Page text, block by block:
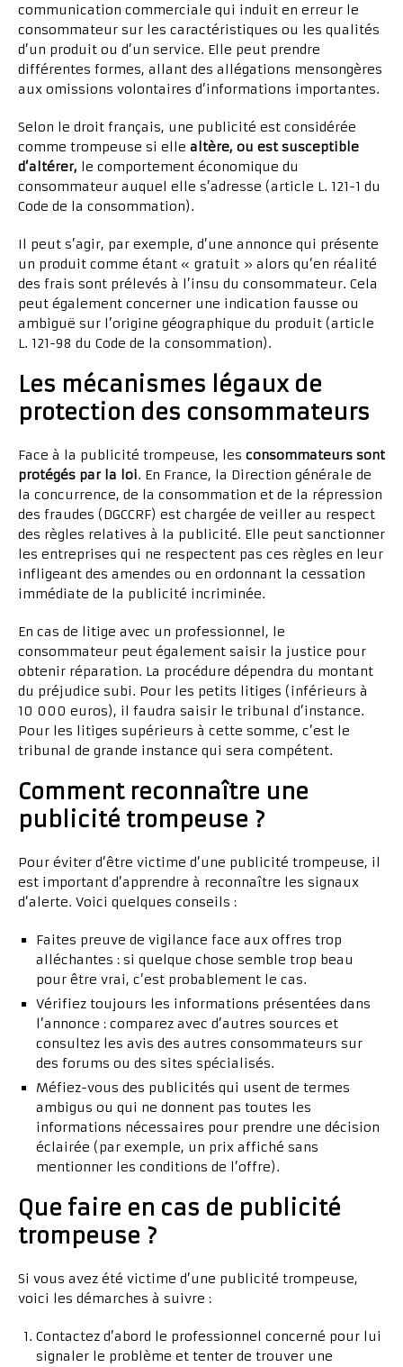
communication commerciale qui induit en erreur le
consommateur sur les caractéristiques ou les qualités
d’un produit ou d’un service. Elle peut prendre
différentes formes, allant des allégations mensongères
aux omissions volontaires d’informations importantes.
Selon le droit français, une publicité est considérée
comme trompeuse si elle altère, ou est susceptible
d’altérer, le comportement économique du
consommateur auquel elle s’adresse (article L. 121-1 du
Code de la consommation).
Il peut s’agir, par exemple, d’une annonce qui présente
un produit comme étant « gratuit » alors qu’en réalité
des frais sont prélevés à l’insu du consommateur. Cela
peut également concerner une indication fausse ou
ambiguë sur l’origine géographique du produit (article
L. 121-98 du Code de la consommation).
Les mécanismes légaux de
protection des consommateurs
Face à la publicité trompeuse, les consommateurs sont
protégés par la loi. En France, la Direction générale de
la concurrence, de la consommation et de la répression
des fraudes (DGCCRF) est chargée de veiller au respect
des règles relatives à la publicité. Elle peut sanctionner
les entreprises qui ne respectent pas ces règles en leur
infligeant des amendes ou en ordonnant la cessation
immédiate de la publicité incriminée.
En cas de litige avec un professionnel, le
consommateur peut également saisir la justice pour
obtenir réparation. La procédure dépendra du montant
du préjudice subi. Pour les petits litiges (inférieurs à
10 000 euros), il faudra saisir le tribunal d’instance.
Pour les litiges supérieurs à cette somme, c’est le
tribunal de grande instance qui sera compétent.
Comment reconnaître une
publicité trompeuse ?
Pour éviter d’être victime d’une publicité trompeuse, il
est important d’apprendre à reconnaître les signaux
d’alerte. Voici quelques conseils :
Faites preuve de vigilance face aux offres trop
alléchantes : si quelque chose semble trop beau
pour être vrai, c’est probablement le cas.
Vérifiez toujours les informations présentées dans
l’annonce : comparez avec d’autres sources et
consultez les avis des autres consommateurs sur
des forums ou des sites spécialisés.
Méfiez-vous des publicités qui usent de termes
ambigus ou qui ne donnent pas toutes les
informations nécessaires pour prendre une décision
éclairée (par exemple, un prix affiché sans
mentionner les conditions de l’offre).
Que faire en cas de publicité
trompeuse ?
Si vous avez été victime d’une publicité trompeuse,
voici les démarches à suivre :
Contactez d’abord le professionnel concerné pour lui
signaler le problème et tenter de trouver une